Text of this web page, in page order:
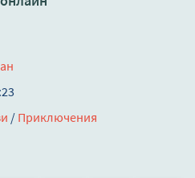
/ Приключения